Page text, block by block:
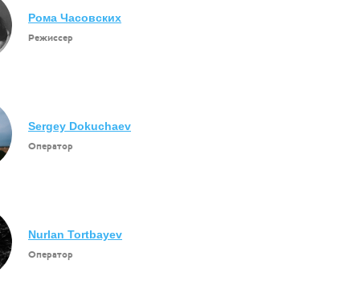
Рома Часовских
Режиссер
Sergey Dokuchaev
Оператор
Nurlan Tortbayev
Оператор